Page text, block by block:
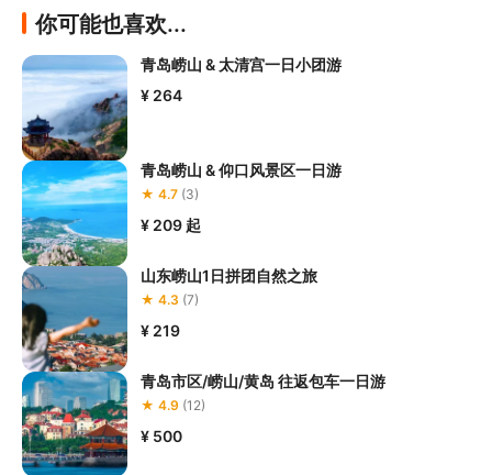
患者及严重恐高、体质较弱的游客参加本产品内包含的项目，
给旅行社造成损失的，还需对旅行社进行全额赔偿；
4.因本产品内可能包含多个旅游项目，请您在
服工作人员沟通了解本产品内各项目的准入年龄、准入身高及准入
体重等准入要求
承担；
5.请您在参与项目期间全程穿戴好安全护具，避免发生意外事件；
6.若您在项目进行过程中感到任何不适，请及时与工作人员进行沟
通，工作人员将会及时为您提供必要支持。
你可能也喜欢...
青岛崂山 & 太清宫一日小团游
¥ 264
青岛崂山 & 仰口风景区一日游
★ 4.7 (3)
¥ 209 起
山东崂山1日拼团自然之旅
★ 4.3 (7)
¥ 219
青岛市区/崂山/黄岛 往返包车一日游
★ 4.9 (12)
¥ 500